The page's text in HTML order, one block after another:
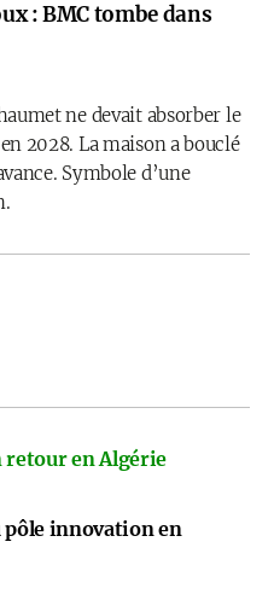
: BMC tombe dans
ne devait absorber le
2028. La maison a bouclé
Symbole d’une
en Algérie
pôle innovation en